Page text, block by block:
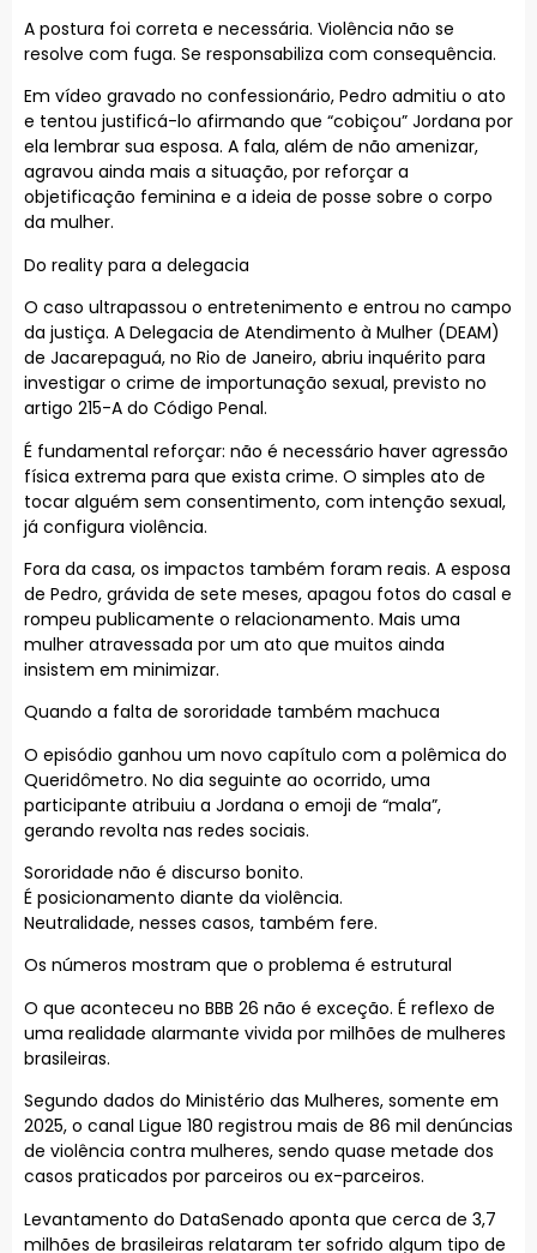
A postura foi correta e necessária. Violência não se
resolve com fuga. Se responsabiliza com consequência.
Em vídeo gravado no confessionário, Pedro admitiu o ato
e tentou justificá-lo afirmando que “cobiçou” Jordana por
ela lembrar sua esposa. A fala, além de não amenizar,
agravou ainda mais a situação, por reforçar a
objetificação feminina e a ideia de posse sobre o corpo
da mulher.
Do reality para a delegacia
O caso ultrapassou o entretenimento e entrou no campo
da justiça. A Delegacia de Atendimento à Mulher (DEAM)
de Jacarepaguá, no Rio de Janeiro, abriu inquérito para
investigar o crime de importunação sexual, previsto no
artigo 215-A do Código Penal.
É fundamental reforçar: não é necessário haver agressão
física extrema para que exista crime. O simples ato de
tocar alguém sem consentimento, com intenção sexual,
já configura violência.
Fora da casa, os impactos também foram reais. A esposa
de Pedro, grávida de sete meses, apagou fotos do casal e
rompeu publicamente o relacionamento. Mais uma
mulher atravessada por um ato que muitos ainda
insistem em minimizar.
Quando a falta de sororidade também machuca
O episódio ganhou um novo capítulo com a polêmica do
Queridômetro. No dia seguinte ao ocorrido, uma
participante atribuiu a Jordana o emoji de “mala”,
gerando revolta nas redes sociais.
Sororidade não é discurso bonito.
É posicionamento diante da violência.
Neutralidade, nesses casos, também fere.
Os números mostram que o problema é estrutural
O que aconteceu no BBB 26 não é exceção. É reflexo de
uma realidade alarmante vivida por milhões de mulheres
brasileiras.
Segundo dados do Ministério das Mulheres, somente em
2025, o canal Ligue 180 registrou mais de 86 mil denúncias
de violência contra mulheres, sendo quase metade dos
casos praticados por parceiros ou ex-parceiros.
Levantamento do DataSenado aponta que cerca de 3,7
milhões de brasileiras relataram ter sofrido algum tipo de